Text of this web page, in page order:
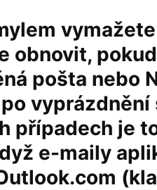
obnovit,
pošta nebo
případech je
e-maily